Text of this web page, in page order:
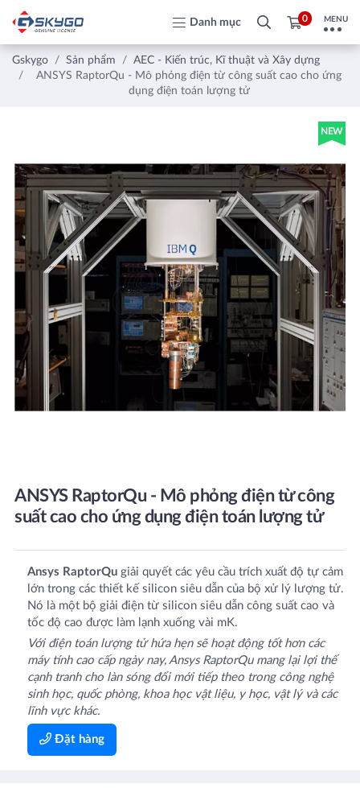
Danh mục 0 MENU
Gskygo Sản phẩm
AEC - Kiến trúc, Kĩ thuật và Xây dựng
ANSYS RaptorQu - Mô phỏng điện từ công suất cao cho ứng
dụng điện toán lượng tử
NEW
ANSYS RaptorQu - Mô phỏng điện từ công
suất cao cho ứng dụng điện toán lượng tử
Ansys RaptorQu giải quyết các yêu cầu trích xuất độ tự cảm
lớn trong các thiết kế silicon siêu dẫn của bộ xử lý lượng tử.
Nó là một bộ giải điện từ silicon siêu dẫn công suất cao và
tốc độ cao được làm lạnh xuống vài mK.
Với điện toán lượng tử hứa hẹn sẽ hoạt động tốt hơn các
máy tính cao cấp ngày nay, Ansys RaptorQu mang lại lợi thế
cạnh tranh cho làn sóng đổi mới tiếp theo trong công nghệ
sinh học, quốc phòng, khoa học vật liệu, y học, vật lý và các
lĩnh vực khác.
Đặt hàng